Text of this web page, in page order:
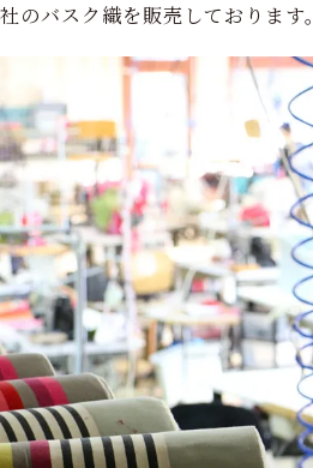
バスク織を販売しております。